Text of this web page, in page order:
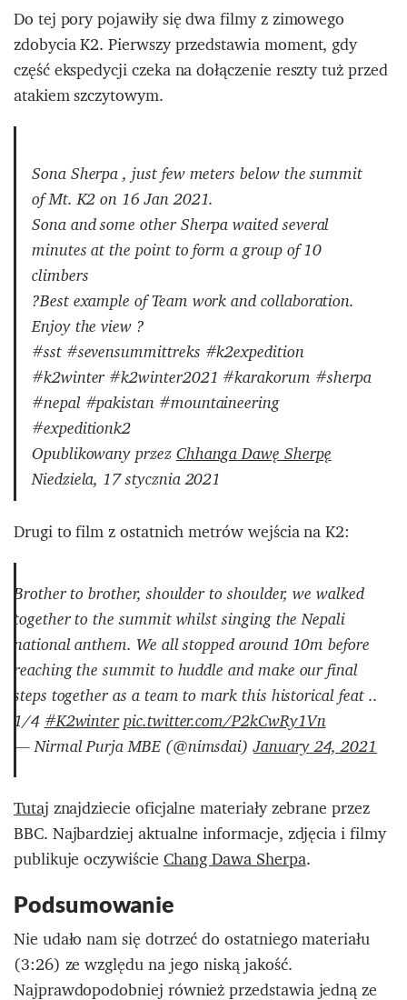
Do tej pory pojawiły się dwa filmy z zimowego
zdobycia K2. Pierwszy przedstawia moment, gdy
część ekspedycji czeka na dołączenie reszty tuż przed
atakiem szczytowym.
Sona Sherpa , just few meters below the summit
of Mt. K2 on 16 Jan 2021.
Sona and some other Sherpa waited several
minutes at the point to form a group of 10
climbers
?Best example of Team work and collaboration.
Enjoy the view ?
#sst #sevensummittreks #k2expedition
#k2winter #k2winter2021 #karakorum #sherpa
#nepal #pakistan #mountaineering
#expeditionk2
Opublikowany przezChhanga Dawę Sherpę
Niedziela, 17 stycznia 2021
Drugi to film z ostatnich metrów wejścia na K2:
Brother to brother, shoulder to shoulder, we walked
together to the summit whilst singing the Nepali
national anthem. We all stopped around 10m before
reaching the summit to huddle and make our final
steps together as a team to mark this historical feat ..
1/4#K2winterpic.twitter.com/P2kCwRy1Vn
— Nirmal Purja MBE (@nimsdai)January 24, 2021
Tutajznajdziecie oficjalne materiały zebrane przez
BBC. Najbardziej aktualne informacje, zdjęcia i filmy
publikuje oczywiścieChang Dawa Sherpa.
Podsumowanie
Nie udało nam się dotrzeć do ostatniego materiału
(3:26) ze względu na jego niską jakość.
Najprawdopodobniej również przedstawia jedną ze